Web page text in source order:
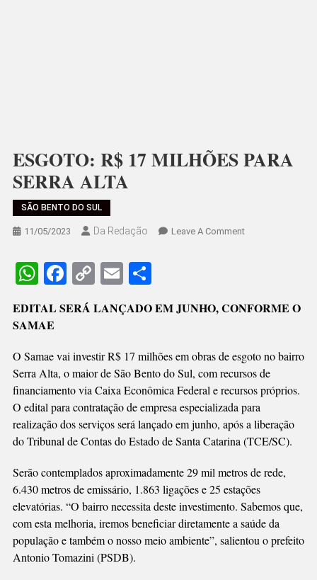
ESGOTO: R$ 17 MILHÕES PARA
SERRA ALTA
SÃO BENTO DO SUL
11/05/2023 Da Redação Leave A CommentOn
PARA
WhatsApp
Facebook
CopyEmail
EDITAL SERÁ LANÇADO EM JUNHO, CONFORME O
SAMAE
O Samae vai investir R$ 17 milhões em obras de esgoto no bairro
Serra Alta, o maior de São Bento do Sul, com recursos de
financiamento via Caixa Econômica Federal e recursos próprios.
O edital para contratação de empresa especializada para
realização dos serviços será lançado em junho, após a liberação
do Tribunal de Contas do Estado de Santa Catarina (TCE/SC).
Serão contemplados aproximadamente 29 mil metros de rede,
6.430 metros de emissário, 1.863 ligações e 25 estações
elevatórias. “O bairro necessita deste investimento. Sabemos que,
com esta melhoria, iremos beneficiar diretamente a saúde da
população e também o nosso meio ambiente”, salientou o prefeito
Antonio Tomazini (PSDB).